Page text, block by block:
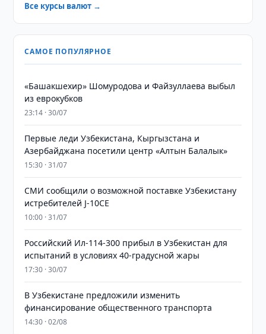
Все курсы валют →
САМОЕ ПОПУЛЯРНОЕ
«Башакшехир» Шомуродова и Файзуллаева выбыл
из еврокубков
23:14 · 30/07
Первые леди Узбекистана, Кыргызстана и
Азербайджана посетили центр «Алтын Балалык»
15:30 · 31/07
СМИ сообщили о возможной поставке Узбекистану
истребителей J-10CE
10:00 · 31/07
Российский Ил-114-300 прибыл в Узбекистан для
испытаний в условиях 40-градусной жары
17:30 · 30/07
В Узбекистане предложили изменить
финансирование общественного транспорта
14:30 · 02/08